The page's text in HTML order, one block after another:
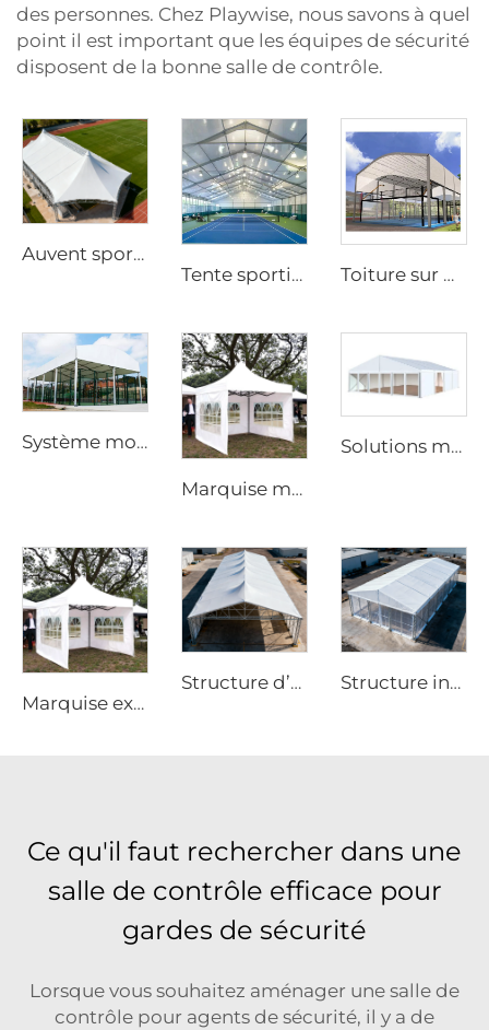
des personnes. Chez Playwise, nous savons à quel
point il est important que les équipes de sécurité
disposent de la bonne salle de contrôle.
Auvent sportif robuste étanche | Abri extérieur à grande échelle pour événements avec logo personnalisé
Tente sportive sur mesure au prix usine | Hall de badminton à structure en aluminium à montage rapide pour sites commerciaux
Toiture sur mesure pour terrain de padel au prix usine | Chapiteau à structure en aluminium à montage rapide pour l’aménagement de sites sportifs extérieurs
Système modulaire d’ombrage pour courts de padel | Enceinte sportive panoramique haute résistance pour une pratique toute l’année
Marquise modulaire à portée libre pour mariage | Tente événementielle haut de gamme en PVC imperméable pour grandes réunions
Solutions modulaires d’extension d’entrepôt pour projets industriels | Tente de stockage en PVC ignifuge pour l’augmentation de la capacité des usines
Marquise extérieure à grande échelle pour événements | Structure étanche à ossature en aluminium à usage commercial
Structure d’entrepôt en aluminium robuste | Tente industrielle de stockage à portée libre pour la logistique et la fabrication Structure industrielle d’entrepôt en aluminium | Solution de stockage permanent et temporaire à grande portée
Ce qu'il faut rechercher dans une
salle de contrôle efficace pour
gardes de sécurité
Lorsque vous souhaitez aménager une salle de
contrôle pour agents de sécurité, il y a de